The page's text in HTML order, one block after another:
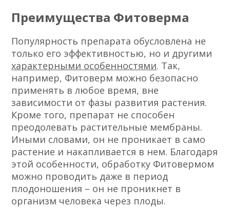
Преимущества Фитоверма
Популярность препарата обусловлена не
только его эффективностью, но и другими
характерными особенностями. Так,
например, Фитоверм можно безопасно
применять в любое время, вне
зависимости от фазы развития растения.
Кроме того, препарат не способен
преодолевать растительные мембраны.
Иными словами, он не проникает в само
растение и накапливается в нем. Благодаря
этой особенности, обработку Фитовермом
можно проводить даже в период
плодоношения – он не проникнет в
организм человека через плоды.